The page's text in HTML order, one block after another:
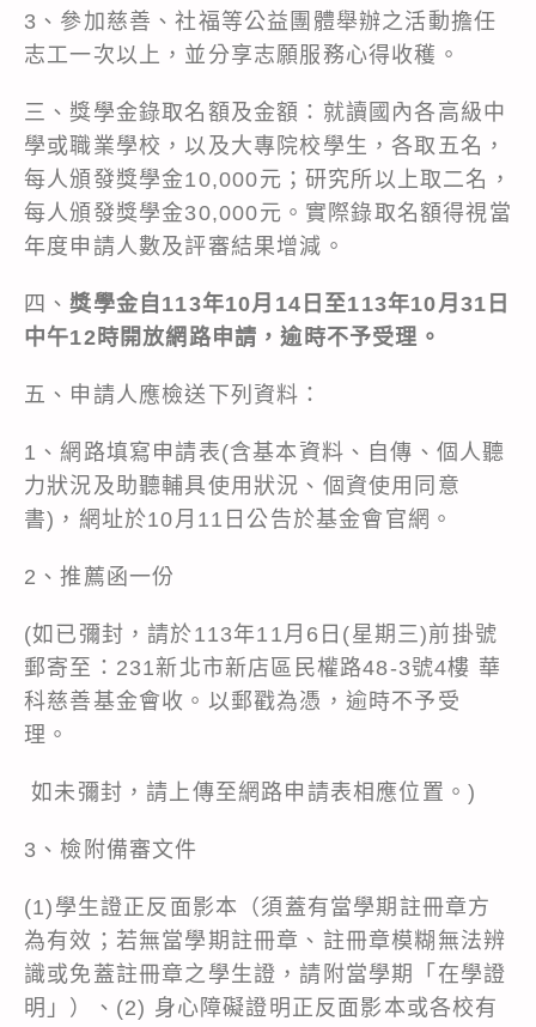
3、參加慈善、社福等公益團體舉辦之活動擔任
志工一次以上，並分享志願服務心得收穫。
三、獎學金錄取名額及金額：就讀國內各高級中
學或職業學校，以及大專院校學生，各取五名，
每人頒發獎學金10,000元；研究所以上取二名，
每人頒發獎學金30,000元。實際錄取名額得視當
年度申請人數及評審結果增減。
四、獎學金自113年10月14日至113年10月31日
中午12時開放網路申請，逾時不予受理。
五、申請人應檢送下列資料：
1、網路填寫申請表(含基本資料、自傳、個人聽
力狀況及助聽輔具使用狀況、個資使用同意
書)，網址於10月11日公告於基金會官網。
2、推薦函一份
(如已彌封，請於113年11月6日(星期三)前掛號
郵寄至：231新北市新店區民權路48-3號4樓 華
科慈善基金會收。以郵戳為憑，逾時不予受
理。
如未彌封，請上傳至網路申請表相應位置。)
3、檢附備審文件
(1)學生證正反面影本（須蓋有當學期註冊章方
為有效；若無當學期註冊章、註冊章模糊無法辨
識或免蓋註冊章之學生證，請附當學期「在學證
明」）、(2) 身心障礙證明正反面影本或各校有